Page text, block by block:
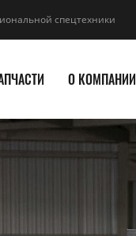
спецтехники
О КОМПАНИИ